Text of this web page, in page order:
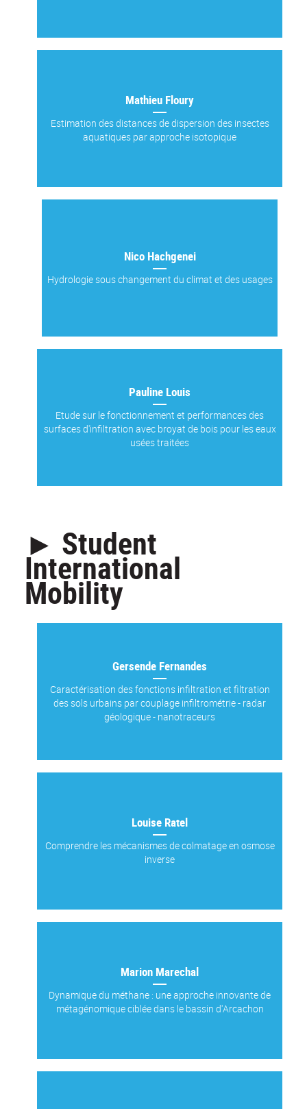
Mathieu Floury
Estimation des distances de dispersion des insectes
aquatiques par approche isotopique
Nico Hachgenei
Hydrologie sous changement du climat et des usages
Pauline Louis
Etude sur le fonctionnement et performances des
surfaces d'infiltration avec broyat de bois pour les eaux
usées traitées
► Student
International
Mobility
Gersende Fernandes
Caractérisation des fonctions infiltration et filtration
des sols urbains par couplage infiltrométrie - radar
géologique - nanotraceurs
Louise Ratel
Comprendre les mécanismes de colmatage en osmose
inverse
Marion Marechal
Dynamique du méthane : une approche innovante de
métagénomique ciblée dans le bassin d'Arcachon